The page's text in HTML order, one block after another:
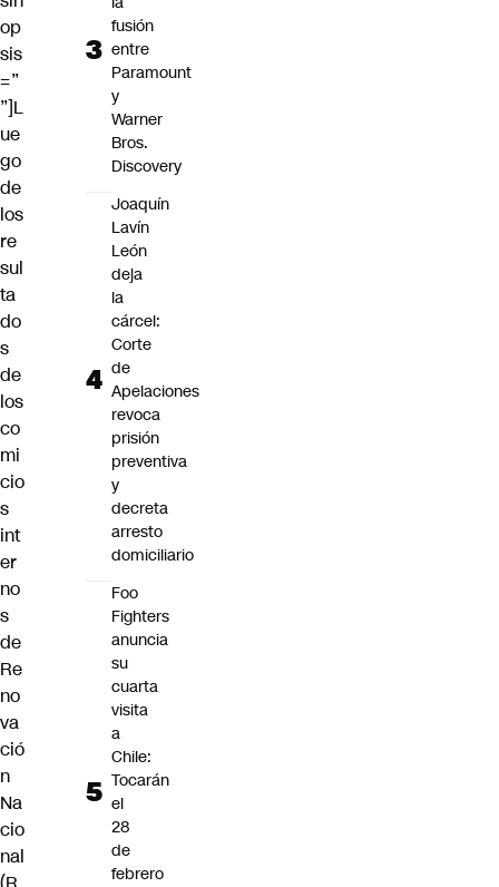
op
sis
=”
”]L
ue
go
de
los
re
sul
ta
do
s
de
los
co
mi
cio
s
int
er
no
s
de
Re
no
va
ció
n
Na
cio
nal
fusión
entre
Paramount
y
Warner
Bros.
Discovery
Joaquín
Lavín
León
deja
la
cárcel:
Corte
de
Apelaciones
revoca
prisión
preventiva
y
decreta
arresto
domiciliario
Foo
Fighters
anuncia
su
cuarta
visita
a
Chile:
Tocarán
el
28
de
febrero